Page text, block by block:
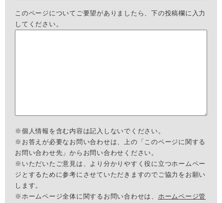
このページについてご要望がありましたら、下の投稿欄に入力
してください。
※個人情報を含む内容は記入しないでください。
※お答えが必要なお問い合わせは、上の「このページに関する
お問い合わせ先」からお問い合わせください。
※いただいたご意見は、より分かりやすく役に立つホームペー
ジとするために参考にさせていただきますのでご協力をお願い
します。
※ホームページ全体に関するお問い合わせは、 ホームページ管